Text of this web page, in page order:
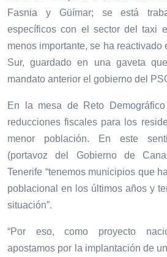
Fasnia y Güímar; se está
específicos con el sector del taxi
menos importante, se ha reactivado
Sur, guardado en una gaveta
mandato anterior el gobierno del
En la mesa de Reto
reducciones fiscales para los
menor población. En este
(portavoz del Gobierno de
Tenerife “tenemos municipios que
poblacional en los últimos años y
situación”.
“Por eso, como proyecto
apostamos por la implantación de